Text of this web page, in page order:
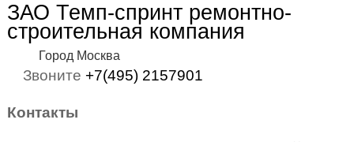
ЗАО Темп-спринт ремонтно-
строительная компания
Город Москва
Звоните +7(495) 2157901
Контакты